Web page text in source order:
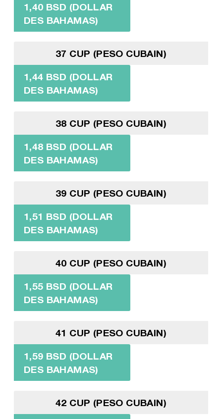
1,40 BSD (DOLLAR
DES BAHAMAS)
37 CUP (PESO CUBAIN)
1,44 BSD (DOLLAR
DES BAHAMAS)
38 CUP (PESO CUBAIN)
1,48 BSD (DOLLAR
DES BAHAMAS)
39 CUP (PESO CUBAIN)
1,51 BSD (DOLLAR
DES BAHAMAS)
40 CUP (PESO CUBAIN)
1,55 BSD (DOLLAR
DES BAHAMAS)
41 CUP (PESO CUBAIN)
1,59 BSD (DOLLAR
DES BAHAMAS)
42 CUP (PESO CUBAIN)